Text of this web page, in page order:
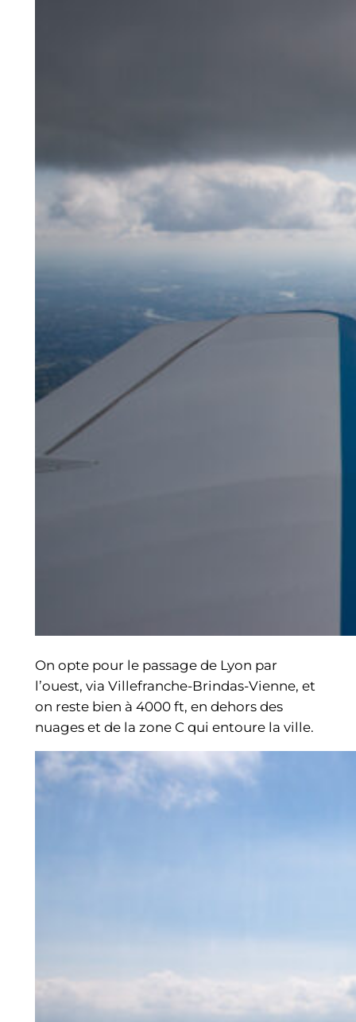
On opte pour le passage de Lyon par
l’ouest, via Villefranche-Brindas-Vienne, et
on reste bien à 4000 ft, en dehors des
nuages et de la zone C qui entoure la ville.